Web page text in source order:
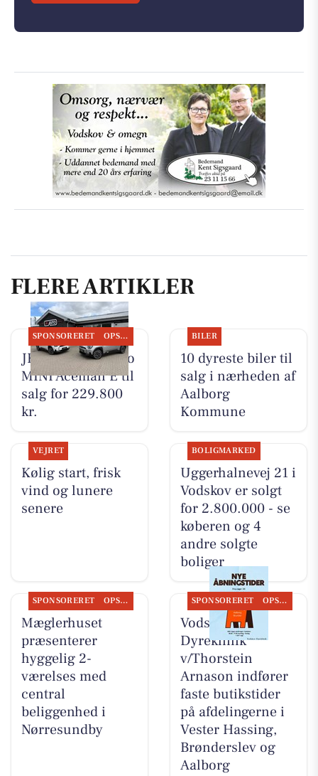
FLERE ARTIKLER
SPONSORERET OPSLAGSTAVLEN
JK Auto ApS har to
MINI Aceman E til
salg for 229.800
kr.
BILER
10 dyreste biler til
salg i nærheden af
Aalborg
Kommune
VEJRET
Kølig start, frisk
vind og lunere
senere
BOLIGMARKED
Uggerhalnevej 21 i
Vodskov er solgt
for 2.800.000 - se
køberen og 4
andre solgte
boliger
SPONSORERET OPSLAGSTAVLEN
Mæglerhuset
præsenterer
hyggelig 2-
værelses med
central
beliggenhed i
Nørresundby
SPONSORERET OPSLAGSTAVLEN
Vodskov
Dyreklinik
v/Thorstein
Arnason indfører
faste butikstider
på afdelingerne i
Vester Hassing,
Brønderslev og
Aalborg